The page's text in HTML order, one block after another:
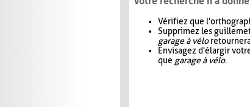
Vérifiez que
Supprimez les
garage à vélo
Envisagez d'élargir
que garage à vélo.